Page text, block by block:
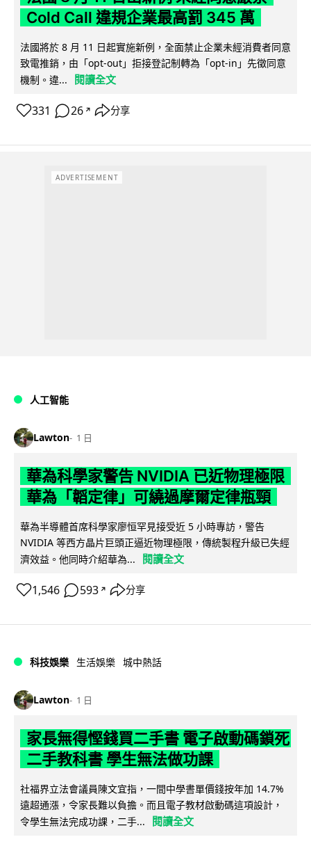
Cold Call 違規企業最高罰 345 萬
法國將於 8 月 11 日起實施新例，全面禁止企業未經消費者同意
致電推銷，由「opt-out」拒接登記制轉為「opt-in」先徵同意
機制。違...
閱讀全文
331 26 ↗ 分享
ADVERTISEMENT
人工智能
Lawton 1 日
華為科學家警告 NVIDIA 已近物理極限
華為「韜定律」可繞過摩爾定律瓶頸
華為半導體首席科學家廖恒罕見接受近 5 小時專訪，警告
NVIDIA 等西方晶片巨頭正逼近物理極限，傳統製程升級已失經
濟效益。他同時介紹華為...
閱讀全文
1,546 593 ↗ 分享
科技娛樂 生活娛樂 城中熱話
Lawton 1 日
家長無得慳錢買二手書 電子啟動碼鎖死
二手教科書 學生無法做功課
社福界立法會議員陳文宜指，一間中學書單價錢按年加 14.7%
遠超通漲，令家長難以負擔。而且電子教材啟動碼這項設計，
令學生無法完成功課，二手...
閱讀全文